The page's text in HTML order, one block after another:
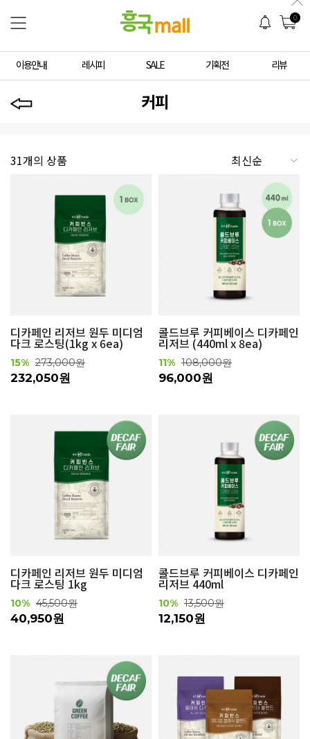
0
이용안내 레시피 SALE 기획전 리뷰
커피
31개의 상품
디카페인 리저브 원두 미디엄
다크 로스팅(1kg x 6ea)
15% 273,000원
232,050원
콜드브루 커피베이스 디카페인
리저브 (440ml x 8ea)
11% 108,000원
96,000원
디카페인 리저브 원두 미디엄
다크 로스팅 1kg
10% 45,500원
40,950원
콜드브루 커피베이스 디카페인
리저브 440ml
10% 13,500원
12,150원